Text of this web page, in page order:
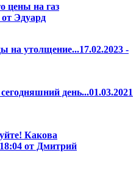
цены на газ
от Эдуард
на утолщение...17.02.2023 -
день...01.03.2021
Какова
от Дмитрий